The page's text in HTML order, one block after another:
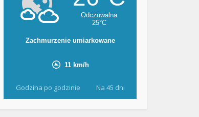
Godzina po godzinie Na 45 dni